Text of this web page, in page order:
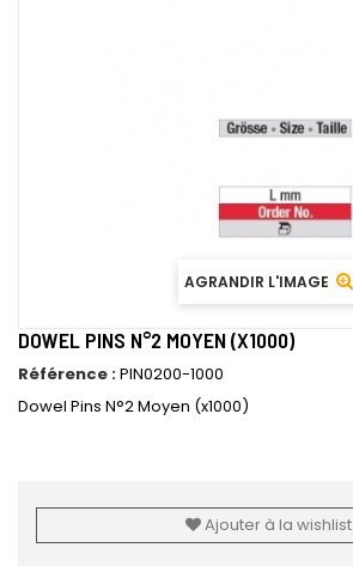
AGRANDIR L'IMAGE
DOWEL PINS N°2 MOYEN (X1000)
Référence :PIN0200-1000
Dowel Pins N°2 Moyen (x1000)
Ajouter à la wishlist